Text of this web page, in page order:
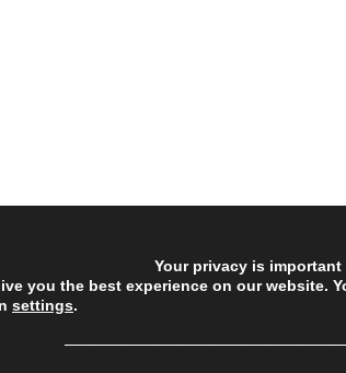
Your privacy is important
you the best experience on our website.
settings.